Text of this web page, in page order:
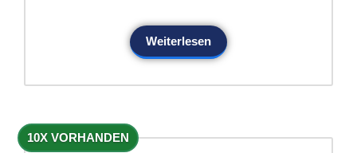
Weiterlesen
10X VORHANDEN